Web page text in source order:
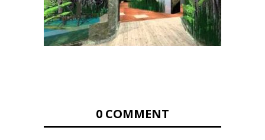
0 COMMENT